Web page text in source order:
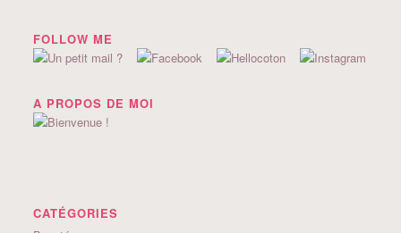
FOLLOW ME
A PROPOS DE MOI
CATÉGORIES